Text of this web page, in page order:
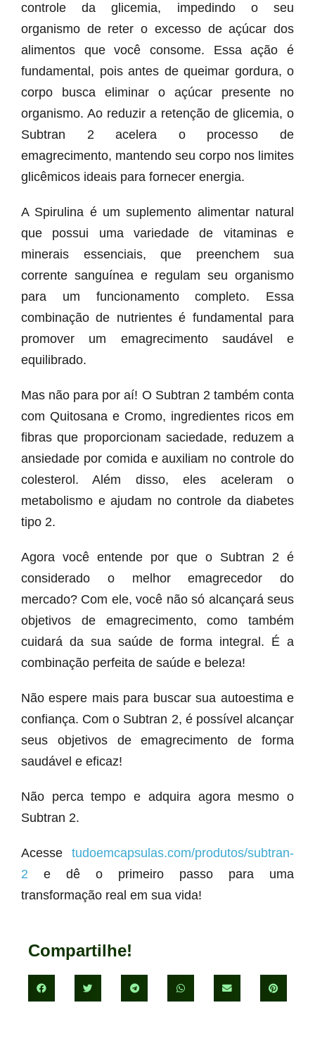
controle da glicemia, impedindo o seu
organismo de reter o excesso de açúcar dos
alimentos que você consome. Essa ação é
fundamental, pois antes de queimar gordura, o
corpo busca eliminar o açúcar presente no
organismo. Ao reduzir a retenção de glicemia, o
Subtran 2 acelera o processo de
emagrecimento, mantendo seu corpo nos limites
glicêmicos ideais para fornecer energia.
A Spirulina é um suplemento alimentar natural
que possui uma variedade de vitaminas e
minerais essenciais, que preenchem sua
corrente sanguínea e regulam seu organismo
para um funcionamento completo. Essa
combinação de nutrientes é fundamental para
promover um emagrecimento saudável e
equilibrado.
Mas não para por aí! O Subtran 2 também conta
com Quitosana e Cromo, ingredientes ricos em
fibras que proporcionam saciedade, reduzem a
ansiedade por comida e auxiliam no controle do
colesterol. Além disso, eles aceleram o
metabolismo e ajudam no controle da diabetes
tipo 2.
Agora você entende por que o Subtran 2 é
considerado o melhor emagrecedor do
mercado? Com ele, você não só alcançará seus
objetivos de emagrecimento, como também
cuidará da sua saúde de forma integral. É a
combinação perfeita de saúde e beleza!
Não espere mais para buscar sua autoestima e
confiança. Com o Subtran 2, é possível alcançar
seus objetivos de emagrecimento de forma
saudável e eficaz!
Não perca tempo e adquira agora mesmo o
Subtran 2.
Acesse tudoemcapsulas.com/produtos/subtran-
2 e dê o primeiro passo para uma
transformação real em sua vida!
Compartilhe!